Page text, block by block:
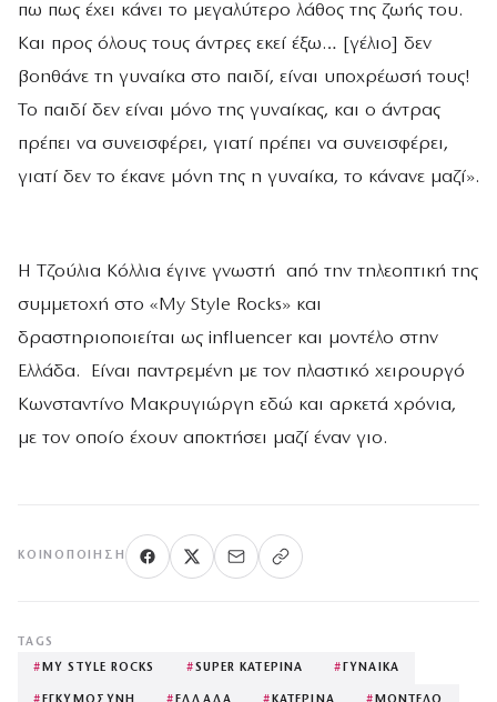
πω πως έχει κάνει το μεγαλύτερο λάθος της ζωής του.
Και προς όλους τους άντρες εκεί έξω… [γέλιο] δεν
βοηθάνε τη γυναίκα στο παιδί, είναι υποχρέωσή τους!
Το παιδί δεν είναι μόνο της γυναίκας, και ο άντρας
πρέπει να συνεισφέρει, γιατί πρέπει να συνεισφέρει,
γιατί δεν το έκανε μόνη της η γυναίκα, το κάνανε μαζί».
Η Τζούλια Κόλλια έγινε γνωστή από την τηλεοπτική της
συμμετοχή στο «My Style Rocks» και
δραστηριοποιείται ως influencer και μοντέλο στην
Ελλάδα. Είναι παντρεμένη με τον πλαστικό χειρουργό
Κωνσταντίνο Μακρυγιώργη εδώ και αρκετά χρόνια,
με τον οποίο έχουν αποκτήσει μαζί έναν γιο.
ΚΟΙΝΟΠΟΊΗΣΗ
TAGS
# MY STYLE ROCKS #SUPER ΚΑΤΕΡΙΝΑ # ΓΥΝΑΙΚΑ